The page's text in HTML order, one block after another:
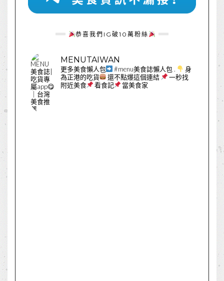
恭喜我們IG破10萬粉絲
MENUTAIWAN
更多美食懶人包 #menu美食誌懶人包 .
身
為正港的吃貨
還不點爆這個連結
一秒找
附近美食
看食記 當美食家